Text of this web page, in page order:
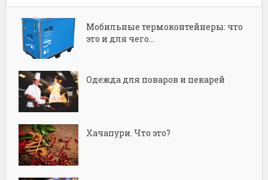
Мобильные термоконтейнеры: что
это и для чего...
Одежда для поваров и пекарей
Хачапури. Что это?